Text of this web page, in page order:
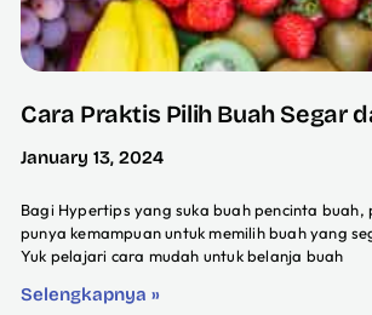
Cara Praktis Pilih Buah Segar
January 13, 2024
Bagi Hypertips yang suka buah pencinta
punya kemampuan untuk memilih buah yang
Yuk pelajari cara mudah untuk belanja buah
Selengkapnya »